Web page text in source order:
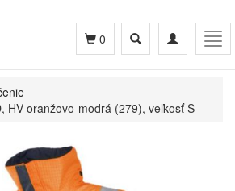
Toggle
navigation
Toggle
search
0
HV oranžovo-modrá (279), veľkosť S